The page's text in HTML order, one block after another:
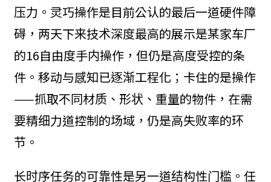
压力。灵巧操作是目前公认的最后一道硬件障
碍，两天下来技术深度最高的展示是某家车厂
的16自由度手内操作，但仍是高度受控的条
件。移动与感知已逐渐工程化；卡住的是操作
——抓取不同材质、形状、重量的物件，在需
要精细力道控制的场域，仍是高失败率的环
节。
长时序任务的可靠性是另一道结构性门槛。任